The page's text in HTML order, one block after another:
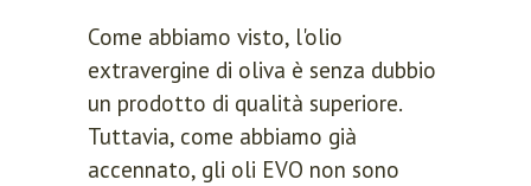
Come abbiamo visto, l'olio
extravergine di oliva è senza dubbio
un prodotto di qualità superiore.
Tuttavia, come abbiamo già
accennato, gli oli EVO non sono